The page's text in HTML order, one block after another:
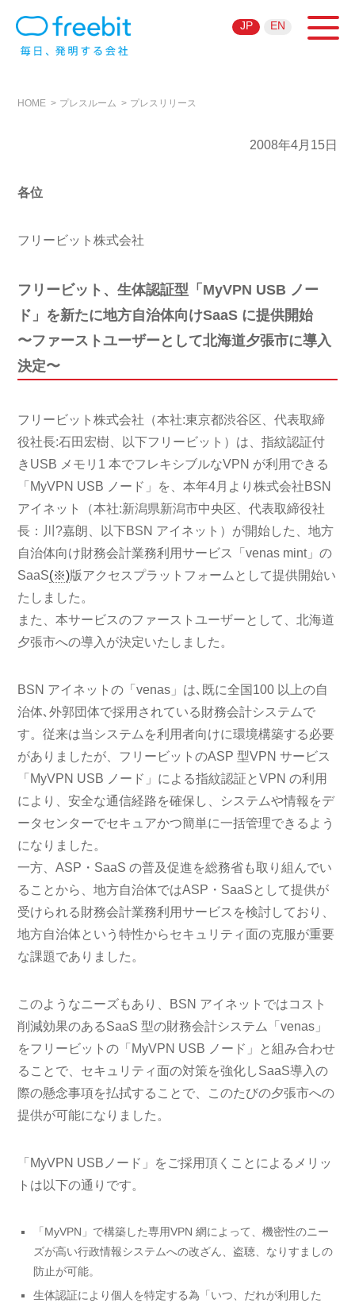
JP EN
HOME プレスルーム プレスリリース
2008年4月15日
各位
フリービット株式会社
フリービット、生体認証型「MyVPN USB ノー
ド」を新たに地方自治体向けSaaS に提供開始
〜ファーストユーザーとして北海道夕張市に導入
決定〜
フリービット株式会社（本社:東京都渋谷区、代表取締
役社長:石田宏樹、以下フリービット）は、指紋認証付
きUSB メモリ1 本でフレキシブルなVPN が利用できる
「MyVPN USB ノード」を、本年4月より株式会社BSN
アイネット（本社:新潟県新潟市中央区、代表取締役社
長：川?嘉朗、以下BSN アイネット）が開始した、地方
自治体向け財務会計業務利用サービス「venas mint」の
SaaS(※)版アクセスプラットフォームとして提供開始い
たしました。
また、本サービスのファーストユーザーとして、北海道
夕張市への導入が決定いたしました。
BSN アイネットの「venas」は､既に全国100 以上の自
治体､外郭団体で採用されている財務会計システムで
す。従来は当システムを利用者向けに環境構築する必要
がありましたが、フリービットのASP 型VPN サービス
「MyVPN USB ノード」による指紋認証とVPN の利用
により、安全な通信経路を確保し、システムや情報をデ
ータセンターでセキュアかつ簡単に一括管理できるよう
になりました。
一方、ASP・SaaS の普及促進を総務省も取り組んでい
ることから、地方自治体ではASP・SaaSとして提供が
受けられる財務会計業務利用サービスを検討しており、
地方自治体という特性からセキュリティ面の克服が重要
な課題でありました。
このようなニーズもあり、BSN アイネットではコスト
削減効果のあるSaaS 型の財務会計システム「venas」
をフリービットの「MyVPN USB ノード」と組み合わせ
ることで、セキュリティ面の対策を強化しSaaS導入の
際の懸念事項を払拭することで、このたびの夕張市への
提供が可能になりました。
「MyVPN USBノード」をご採用頂くことによるメリッ
トは以下の通りです。
「MyVPN」で構築した専用VPN 網によって、機密性のニー
ズが高い行政情報システムへの改ざん、盗聴、なりすましの
防止が可能。
生体認証により個人を特定する為「いつ、だれが利用した